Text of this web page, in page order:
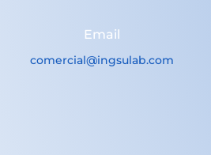
Email
comercial@ingsulab.com